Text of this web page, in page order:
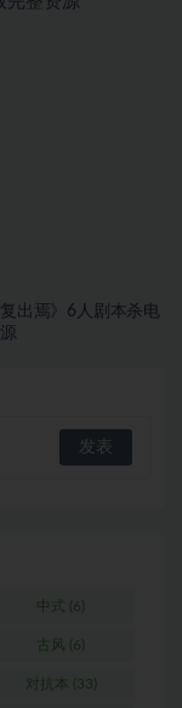
出焉》6人剧本杀电
中式 (6)
古风 (6)
对抗本 (33)